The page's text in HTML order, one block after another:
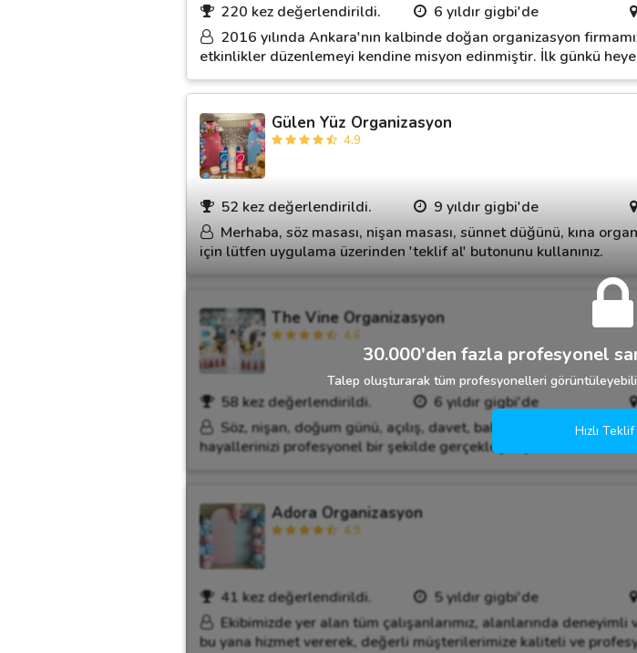
220 kez değerlendirildi. 6 yıldır gigbi'de
2016 yılında Ankara'nın kalbinde doğan organizasyon
etkinlikler düzenlemeyi kendine misyon edinmiştir. İlk günkü
Gülen Yüz Organizasyon
4.9
52 kez değerlendirildi. 9 yıldır gigbi'de
Merhaba, söz masası, nişan masası, sünnet düğünü, kına
için lütfen uygulama üzerinden 'teklif al' butonunu kullanınız.
The Vine Organizasyon
4.6
58 kez değerlendirildi. 6 yıldır gigbi'de
Söz, nişan, doğum günü, açılış, davet, baby shower, bebek
hayallerinizi profesyonel bir şekilde gerçekleştiriyoruz. Her bir
Adora Organizasyon
4.9
41 kez değerlendirildi. 5 yıldır gigbi'de
Ekibimizde yer alan tüm çalışanlarımız, alanlarında
bu yana hizmet vererek, değerli müşterilerimize kaliteli ve
30.000'den fazla profesyonel
Talep oluşturarak tüm profesyonelleri
Hızlı